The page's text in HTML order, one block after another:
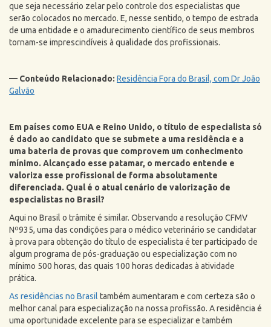
que seja necessário zelar pelo controle dos especialistas que
serão colocados no mercado. E, nesse sentido, o tempo de estrada
de uma entidade e o amadurecimento científico de seus membros
tornam-se imprescindíveis à qualidade dos profissionais.
— Conteúdo Relacionado: Residência Fora do Brasil, com Dr João
Galvão
Em países como EUA e Reino Unido, o título de especialista só
é dado ao candidato que se submete a uma residência e a
uma bateria de provas que comprovem um conhecimento
mínimo. Alcançado esse patamar, o mercado entende e
valoriza esse profissional de forma absolutamente
diferenciada. Qual é o atual cenário de valorização de
especialistas no Brasil?
Aqui no Brasil o trâmite é similar. Observando a resolução CFMV
Nº935, uma das condições para o médico veterinário se candidatar
à prova para obtenção do título de especialista é ter participado de
algum programa de pós-graduação ou especialização com no
mínimo 500 horas, das quais 100 horas dedicadas à atividade
prática.
As residências no Brasil também aumentaram e com certeza são o
melhor canal para especialização na nossa profissão. A residência é
uma oportunidade excelente para se especializar e também